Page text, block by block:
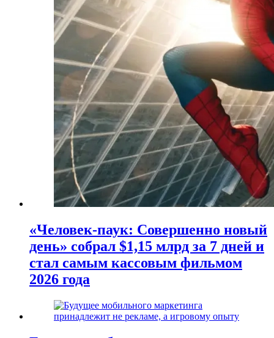
«Человек-паук: Совершенно новый
день» собрал $1,15 млрд за 7 дней и
стал самым кассовым фильмом
2026 года